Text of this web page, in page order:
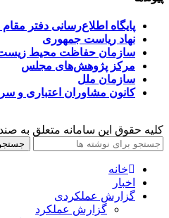
پایگاه اطلاع‌رسانی دفتر
نهاد ریاست جمهوری
سازمان حفاظت محیط
مرکز پژوهش‌های مجلس
سازمان ملل
کانون مشاوران اعتباری و
کلیه حقوق این سامانه متعلق به
خانه
اخبار
گزارش عملکردی
گزارش عملکرد